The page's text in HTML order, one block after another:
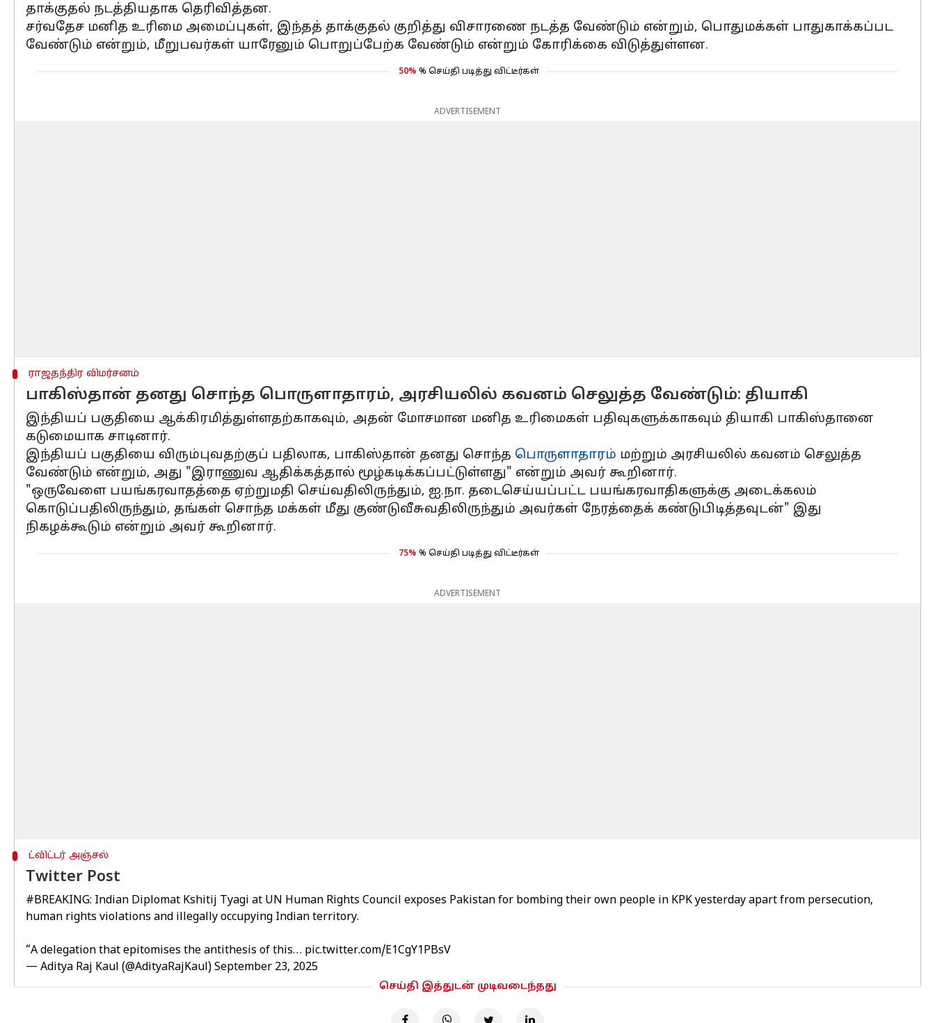
தாக்குதல் நடத்தியதாக தெரிவித்தன.
சர்வதேச மனித உரிமை அமைப்புகள், இந்தத் தாக்குதல் குறித்து விசாரணை நடத்த வேண்டும் என்றும், பொதுமக்கள் பாதுகாக்கப்பட
வேண்டும் என்றும், மீறுபவர்கள் யாரேனும் பொறுப்பேற்க வேண்டும் என்றும் கோரிக்கை விடுத்துள்ளன.
50% % செய்தி படித்து விட்டீர்கள்
ADVERTISEMENT
ராஜதந்திர விமர்சனம்
பாகிஸ்தான் தனது சொந்த பொருளாதாரம், அரசியலில் கவனம் செலுத்த வேண்டும்: தியாகி
இந்தியப் பகுதியை ஆக்கிரமித்துள்ளதற்காகவும், அதன் மோசமான மனித உரிமைகள் பதிவுகளுக்காகவும் தியாகி பாகிஸ்தானை
கடுமையாக சாடினார்.
இந்தியப் பகுதியை விரும்புவதற்குப் பதிலாக, பாகிஸ்தான் தனது சொந்த பொருளாதாரம் மற்றும் அரசியலில் கவனம் செலுத்த
வேண்டும் என்றும், அது "இராணுவ ஆதிக்கத்தால் மூழ்கடிக்கப்பட்டுள்ளது" என்றும் அவர் கூறினார்.
"ஒருவேளை பயங்கரவாதத்தை ஏற்றுமதி செய்வதிலிருந்தும், ஐ.நா. தடைசெய்யப்பட்ட பயங்கரவாதிகளுக்கு அடைக்கலம்
கொடுப்பதிலிருந்தும், தங்கள் சொந்த மக்கள் மீது குண்டுவீசுவதிலிருந்தும் அவர்கள் நேரத்தைக் கண்டுபிடித்தவுடன்" இது
நிகழக்கூடும் என்றும் அவர் கூறினார்.
75% % செய்தி படித்து விட்டீர்கள்
ADVERTISEMENT
ட்விட்டர் அஞ்சல்
Twitter Post
#BREAKING: Indian Diplomat Kshitij Tyagi at UN Human Rights Council exposes Pakistan for bombing their own people in KPK yesterday apart from persecution,
human rights violations and illegally occupying Indian territory.
“A delegation that epitomises the antithesis of this… pic.twitter.com/E1CgY1PBsV
— Aditya Raj Kaul (@AdityaRajKaul) September 23, 2025
செய்தி இத்துடன் முடிவடைந்தது